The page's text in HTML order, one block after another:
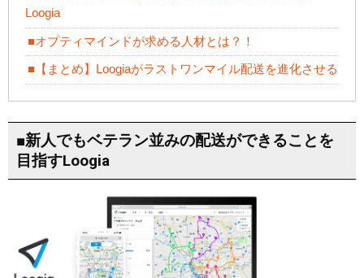
Loogia
■オプティマインドが求める人材とは？！
■【まとめ】Loogiaがラストワンマイル配送を進化させる
■新人でもベテラン並みの配送ができることを
目指すLoogia